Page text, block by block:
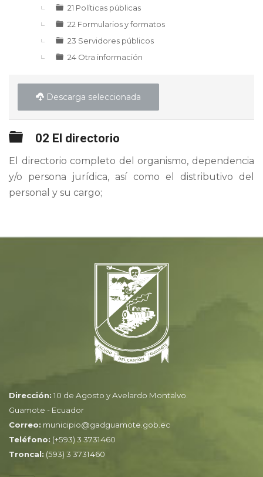
21 Políticas públicas
22 Formularios y formatos
23 Servidores públicos
24 Otra información
Descarga seleccionada
Carpeta
02 El directorio
El directorio completo del organismo, dependencia
y/o persona jurídica, así como el distributivo del
personal y su cargo;
Dirección: 10 de Agosto y Avelardo Montalvo.
Guamote - Ecuador
Correo: municipio@gadguamote.gob.ec
Teléfono: (+593) 3 3731460
Troncal: (593) 3 3731460